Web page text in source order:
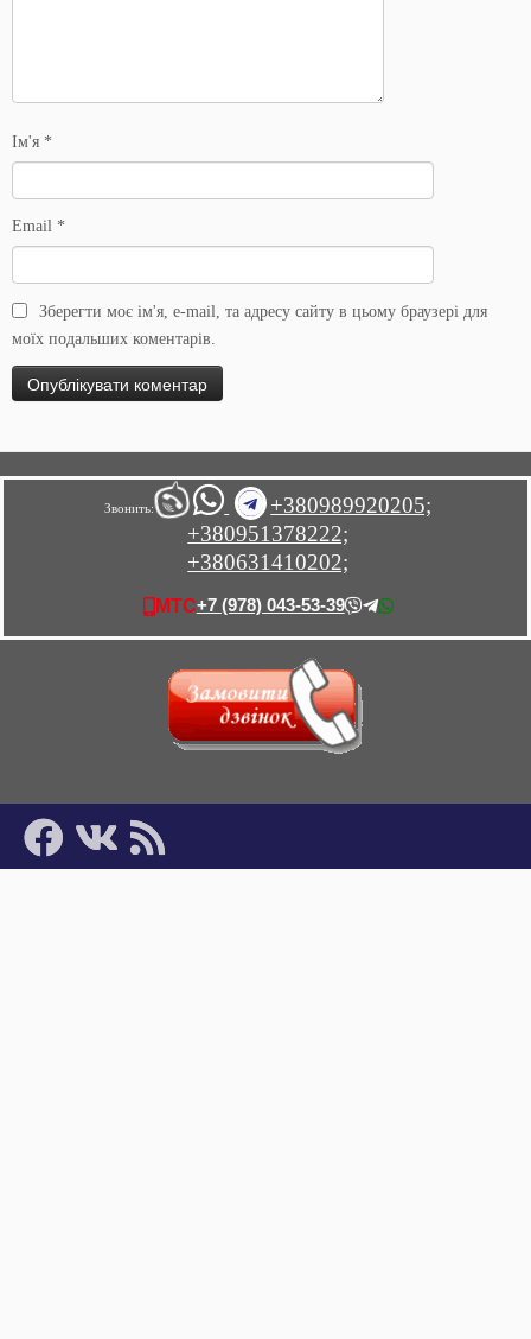
Ім'я *
Email *
Зберегти моє ім'я, e-mail, та адресу сайту в цьому браузері для
моїх подальших коментарів.
Звонить:
+380989920205;
+380951378222;
+380631410202;
МТС+7 (978) 043-53-39